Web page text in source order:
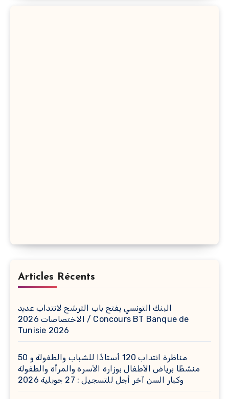
Articles Récents
البنك التونسي يفتح باب الترشح لانتداب عديد
الاختصاصات 2026 / Concours BT Banque de
Tunisie 2026
مناظرة انتداب 120 أستاذًا للشباب والطفولة و 50
منشطًا برياض الأطفال بوزارة الأسرة والمرأة والطفولة
وكبار السن آخر أجل للتسجيل : 27 جويلية 2026